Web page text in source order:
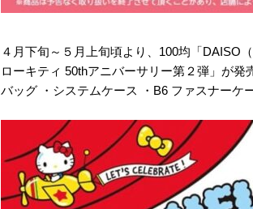
４月下旬～５月上旬頃より、100均「DAISO
ローキティ 50thアニバーサリー第２弾」が
バッグ ・システムケース ・B6 ファスナーケ